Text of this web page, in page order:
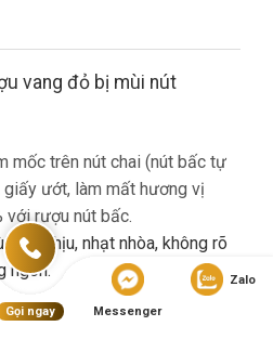
vang đỏ bị mùi nút
mốc trên nút chai (nút bấc tự
giấy ướt, làm mất hương vị
với rượu nút bấc.
khó chịu, nhạt nhòa, không rõ
ngon.
liên hệ cửa hàng đổi trả (nếu có
Gọi ngay Messenger
Zalo